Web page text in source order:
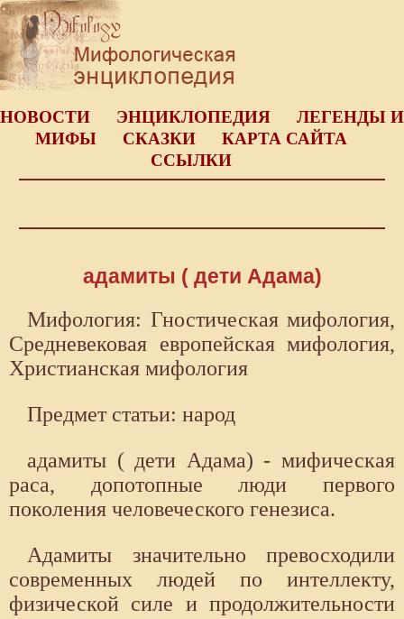
НОВОСТИ ЭНЦИКЛОПЕДИЯ
ЛЕГЕНДЫ И
МИФЫ
СКАЗКИ
КАРТА САЙТА
ССЫЛКИ
адамиты ( дети Адама)
Мифология: Гностическая мифология,
Средневековая европейская мифология,
Христианская мифология
Предмет статьи: народ
адамиты ( дети Адама) - мифическая
раса, допотопные люди первого
поколения человеческого генезиса.
Адамиты значительно превосходили
современных людей по интеллекту,
физической силе и продолжительности